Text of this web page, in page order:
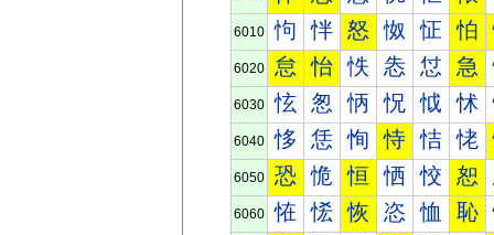
6010 怐 怑 怒 怓 怔 怕
6020 怠 怡 怢 怣 怤 急
6030 怰 怱 怲 怳 怴 怵
6040 恀 恁 恂 恃 恄 恅
6050 恐 恑 恒 恓 恔 恕
6060 恠 恡 恢 恣 恤 恥